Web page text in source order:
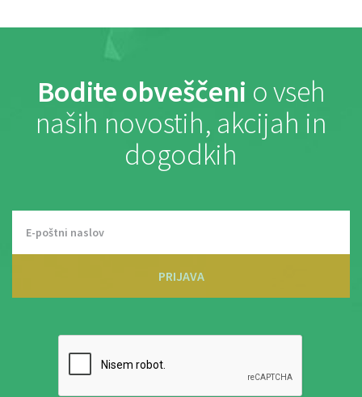
Bodite obveščeni o vseh
naših novostih, akcijah in
dogodkih
PRIJAVA